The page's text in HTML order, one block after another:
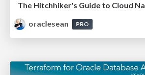
The Hitchhiker's Guide to Cloud
oraclesean
PRO